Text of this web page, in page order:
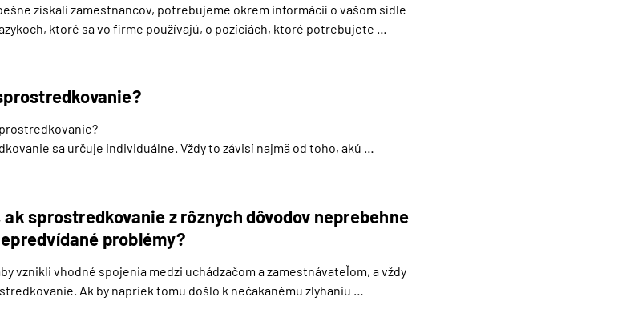
získali zamestnancov, potrebujeme okrem informácií o vašom sídle
ktoré sa vo firme používajú, o pozíciách, ktoré potrebujete
sa určuje individuálne. Vždy to závisí najmä od toho, akú
ak sprostredkovanie z rôznych dôvodov neprebehne
problémy?
vznikli vhodné spojenia medzi uchádzačom a zamestnávateľom, a vždy
Ak by napriek tomu došlo k nečakanému zlyhaniu